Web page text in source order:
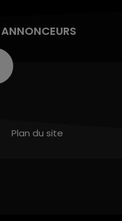
ANNONCEURS
Plan du site